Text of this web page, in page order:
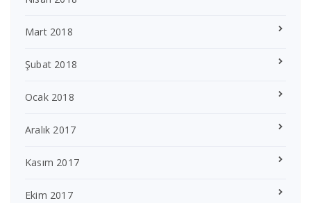
Mart 2018
Şubat 2018
Ocak 2018
Aralık 2017
Kasım 2017
Ekim 2017